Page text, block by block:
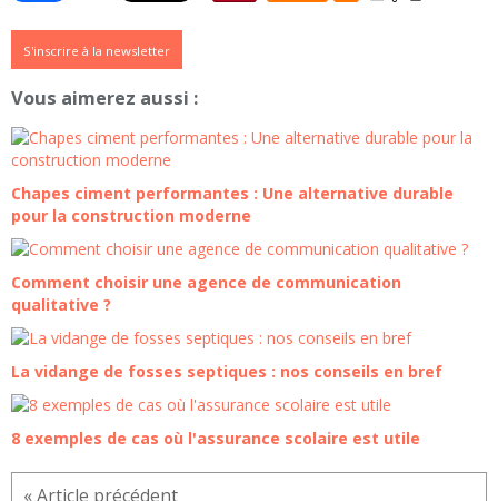
S'inscrire à la newsletter
Vous aimerez aussi :
Chapes ciment performantes : Une alternative durable
pour la construction moderne
Comment choisir une agence de communication
qualitative ?
La vidange de fosses septiques : nos conseils en bref
8 exemples de cas où l'assurance scolaire est utile